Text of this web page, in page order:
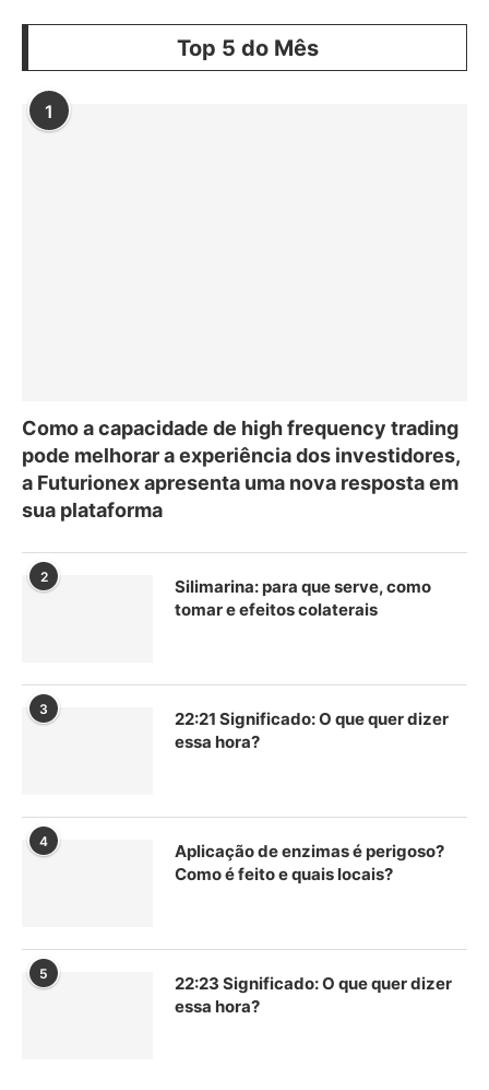
Top 5 do Mês
1
Como a capacidade de high frequency trading
pode melhorar a experiência dos investidores,
a Futurionex apresenta uma nova resposta em
sua plataforma
2
Silimarina: para que serve, como
tomar e efeitos colaterais
3
22:21 Significado: O que quer dizer
essa hora?
4
Aplicação de enzimas é perigoso?
Como é feito e quais locais?
5
22:23 Significado: O que quer dizer
essa hora?